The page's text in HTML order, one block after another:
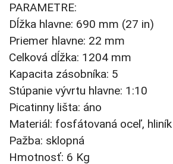
PARAMETRE:
Dĺžka hlavne: 690 mm (27 in)
Priemer hlavne: 22 mm
Celková dĺžka: 1204 mm
Kapacita zásobníka: 5
Stúpanie vývrtu hlavne: 1:10
Picatinny lišta: áno
Materiál: fosfátovaná oceľ, hliník
Pažba: sklopná
Hmotnosť: 6 Kg